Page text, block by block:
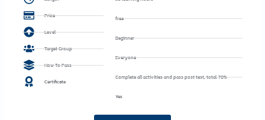
Price
Level
Target Group
How To Pass
Certificate
free
Beginner
Everyone
Complete all activities and pass post test, total: 70%
Yes